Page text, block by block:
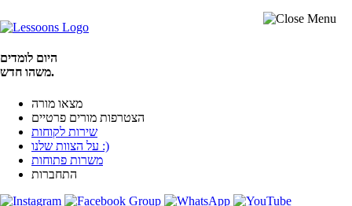
היום לומדים
משהו חדש.
מצאו מורה
הצטרפות מורים פרטיים
שירות לקוחות
על הצוות שלנו :)
משרות פתוחות
התחברות